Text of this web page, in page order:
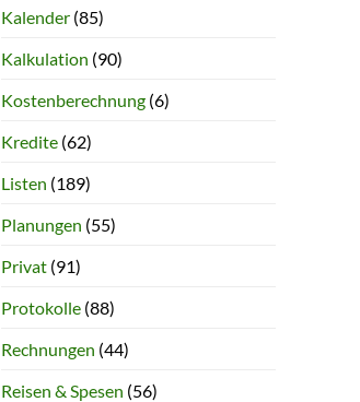
Kalender(85)
Kalkulation (90)
Kostenberechnung(6)
Kredite(62)
Listen (189)
Planungen (55)
Privat(91)
Protokolle(88)
Rechnungen (44)
Reisen & Spesen (56)